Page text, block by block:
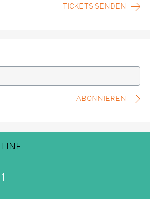
TICKETS SENDEN
ABONNIEREN